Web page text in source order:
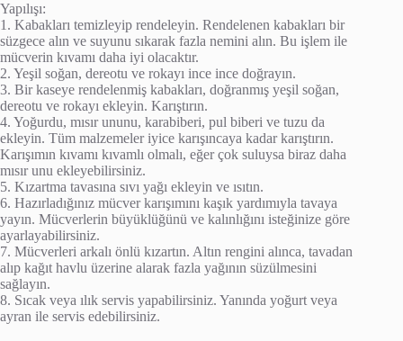
Yapılışı:
1. Kabakları temizleyip rendeleyin. Rendelenen kabakları bir
süzgece alın ve suyunu sıkarak fazla nemini alın. Bu işlem ile
mücverin kıvamı daha iyi olacaktır.
2. Yeşil soğan, dereotu ve rokayı ince ince doğrayın.
3. Bir kaseye rendelenmiş kabakları, doğranmış yeşil soğan,
dereotu ve rokayı ekleyin. Karıştırın.
4. Yoğurdu, mısır ununu, karabiberi, pul biberi ve tuzu da
ekleyin. Tüm malzemeler iyice karışıncaya kadar karıştırın.
Karışımın kıvamı kıvamlı olmalı, eğer çok suluysa biraz daha
mısır unu ekleyebilirsiniz.
5. Kızartma tavasına sıvı yağı ekleyin ve ısıtın.
6. Hazırladığınız mücver karışımını kaşık yardımıyla tavaya
yayın. Mücverlerin büyüklüğünü ve kalınlığını isteğinize göre
ayarlayabilirsiniz.
7. Mücverleri arkalı önlü kızartın. Altın rengini alınca, tavadan
alıp kağıt havlu üzerine alarak fazla yağının süzülmesini
sağlayın.
8. Sıcak veya ılık servis yapabilirsiniz. Yanında yoğurt veya
ayran ile servis edebilirsiniz.